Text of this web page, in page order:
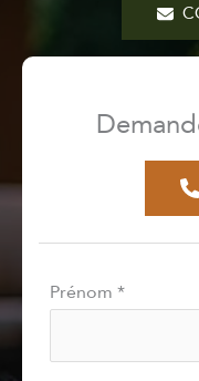
Formulaire
avec
Prénom *